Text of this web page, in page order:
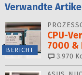
Verwandte
BERICHT
CPU-
7000 &
3.970